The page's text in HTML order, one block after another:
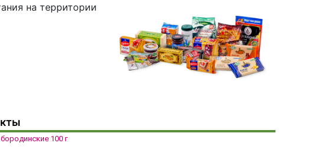
на территории
100 г